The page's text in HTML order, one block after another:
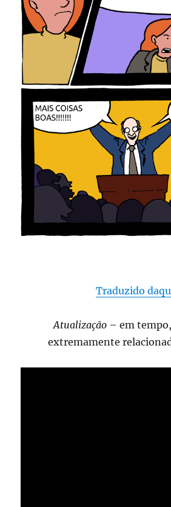
Traduzido
Atualização – em
extremamente